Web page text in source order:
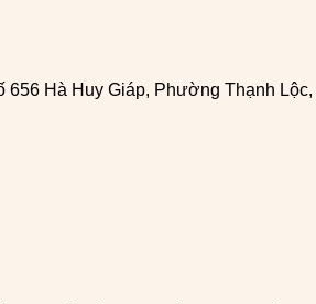
656 Hà Huy Giáp, Phường Thạnh Lộc,